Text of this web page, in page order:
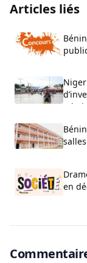
Articles liés
en